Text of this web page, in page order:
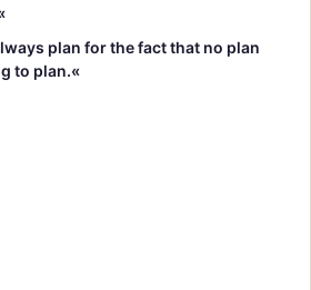
plan for the fact that no plan
to plan.«